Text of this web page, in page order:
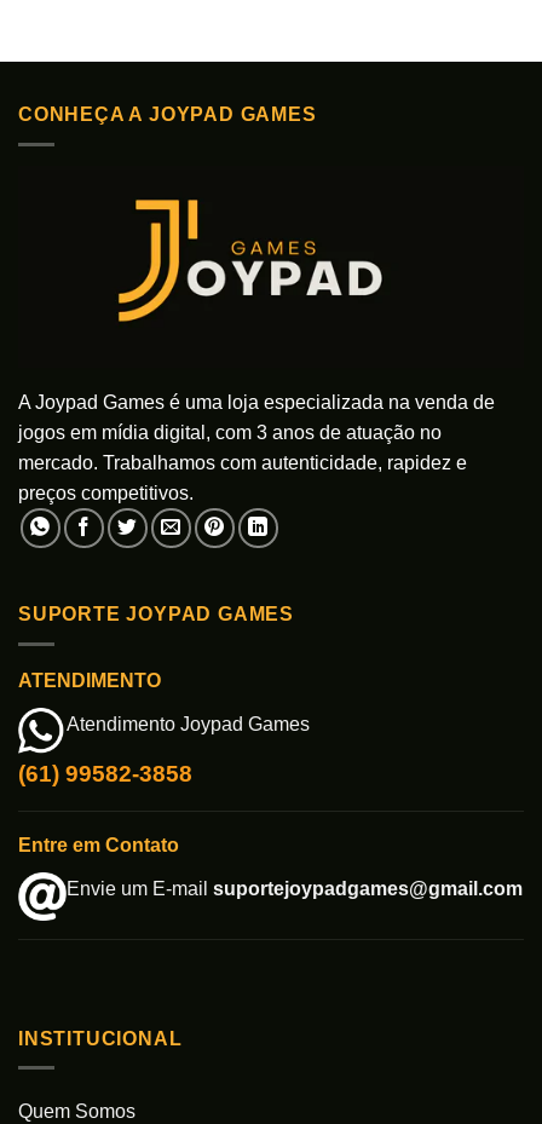
variantes.
variantes.
na
página
CONHEÇA A JOYPAD GAMES
A Joypad Games é uma loja especializada na venda de
jogos em mídia digital, com 3 anos de atuação no
mercado. Trabalhamos com autenticidade, rapidez e
preços competitivos.
SUPORTE JOYPAD GAMES
ATENDIMENTO
Atendimento Joypad Games
(61) 99582-3858
Entre em Contato
Envie um E-mail suportejoypadgames@gmail.com
INSTITUCIONAL
Quem Somos